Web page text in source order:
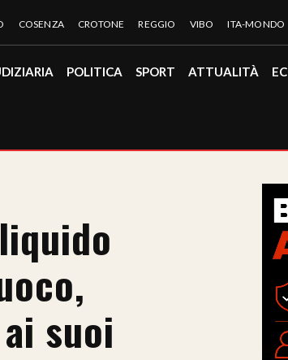
COSENZA CROTONE REGGIO VIBO ITA-MONDO
POLITICA SPORT ATTUALITÀ
suoi